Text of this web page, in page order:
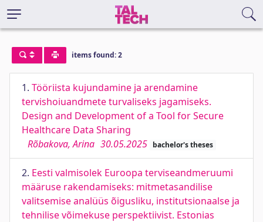
items found: 2
1. Tööriista kujundamine ja arendamine
tervishoiuandmete turvaliseks jagamiseks.
Design and Development of a Tool for Secure
Healthcare Data Sharing
Rõbakova, Arina 30.05.2025 bachelor's theses
2. Eesti valmisolek Euroopa terviseandmeruumi
määruse rakendamiseks: mitmetasandilise
valitsemise analüüs õigusliku, institutsionaalse ja
tehnilise võimekuse perspektiivist. Estonias